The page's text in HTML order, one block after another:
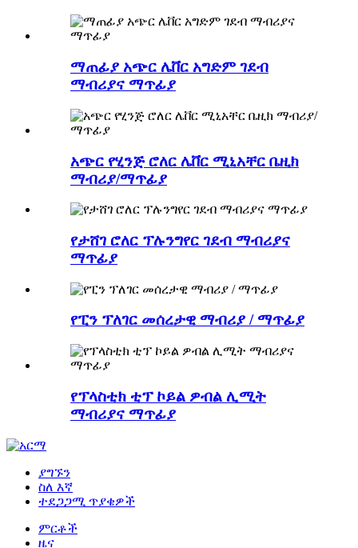
ማጠፊያ አጭር ሌቨር አግድም ገደብ
ማብሪያና ማጥፊያ
አጭር የሂንጅ ሮለር ሌቨር ሚኒአቸር ቤዚክ
ማብሪያ/ማጥፊያ
የታሸገ ሮለር ፕሉንግየር ገደብ ማብሪያና
ማጥፊያ
የፒን ፕለገር መሰረታዊ ማብሪያ / ማጥፊያ
የፕላስቲክ ቲፕ ኮይል ዎብል ሊሚት
ማብሪያና ማጥፊያ
ያግኙን
ስለ እኛ
ተደጋጋሚ ጥያቄዎች
ምርቶች
ዜና